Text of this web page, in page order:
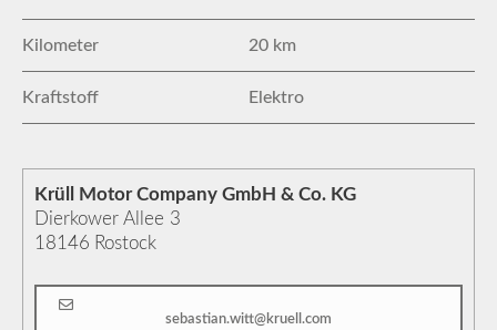
Kilometer 20 km
Kraftstoff Elektro
Krüll Motor Company GmbH & Co. KG
Dierkower Allee 3
18146 Rostock
sebastian.witt@kruell.com